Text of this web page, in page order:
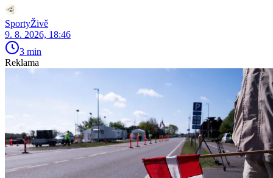
SportyŽivě
9. 8. 2026, 18:46
3 min
Reklama